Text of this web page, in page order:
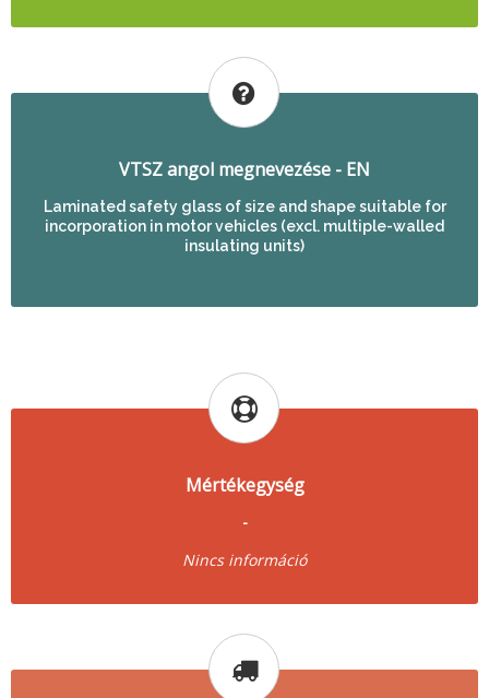
VTSZ angol megnevezése - EN
Laminated safety glass of size and shape suitable for
incorporation in motor vehicles (excl. multiple-walled
insulating units)
Mértékegység
-
Nincs információ